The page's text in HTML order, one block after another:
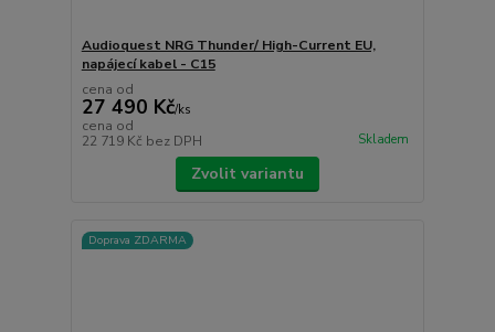
Audioquest NRG Thunder/ High-Current EU,
napájecí kabel - C15
cena od
27 490 Kč/ks
cena od
22 719 Kč bez DPH Skladem
Zvolit variantu
Doprava ZDARMA